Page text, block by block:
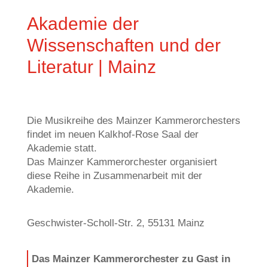
Akademie der
Wissenschaften und der
Literatur | Mainz
Die Musikreihe des Mainzer Kammerorchesters
findet im neuen Kalkhof-Rose Saal der
Akademie statt.
Das Mainzer Kammerorchester organisiert
diese Reihe in Zusammenarbeit mit der
Akademie.
Geschwister-Scholl-Str. 2, 55131 Mainz
Das Mainzer Kammerorchester zu Gast in